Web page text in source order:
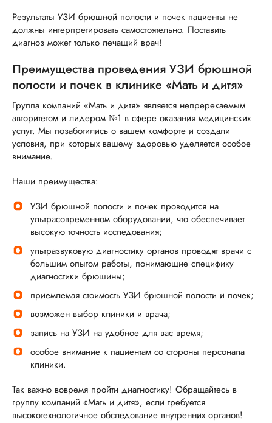
Результаты УЗИ брюшной полости и почек пациенты не
должны интерпретировать самостоятельно. Поставить
диагноз может только лечащий врач!
Преимущества проведения УЗИ брюшной
полости и почек в клинике «Мать и дитя»
Группа компаний «Мать и дитя» является непререкаемым
авторитетом и лидером №1 в сфере оказания медицинских
услуг. Мы позаботились о вашем комфорте и создали
условия, при которых вашему здоровью уделяется особое
внимание.
Наши преимущества:
УЗИ брюшной полости и почек проводится на
ультрасовременном оборудовании, что обеспечивает
высокую точность исследования;
ультразвуковую диагностику органов проводят врачи с
большим опытом работы, понимающие специфику
диагностики брюшины;
приемлемая стоимость УЗИ брюшной полости и почек;
возможен выбор клиники и врача;
запись на УЗИ на удобное для вас время;
особое внимание к пациентам со стороны персонала
клиники.
Так важно вовремя пройти диагностику! Обращайтесь в
группу компаний «Мать и дитя», если требуется
высокотехнологичное обследование внутренних органов!